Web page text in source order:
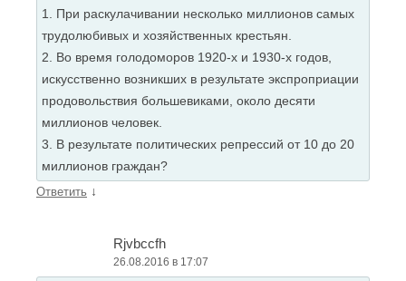
1. При раскулачивании несколько миллионов самых
трудолюбивых и хозяйственных крестьян.
2. Во время голодоморов 1920-х и 1930-х годов,
искусственно возникших в результате экспроприации
продовольствия большевиками, около десяти
миллионов человек.
3. В результате политических репрессий от 10 до 20
миллионов граждан?
Ответить ↓
Rjvbccfh
26.08.2016 в 17:07